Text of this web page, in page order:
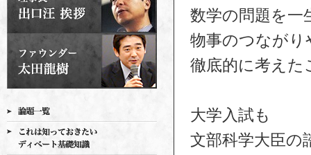
数学の問題を一
物事のつながり
徹底的に考え
大学入試も
文部科学大臣の